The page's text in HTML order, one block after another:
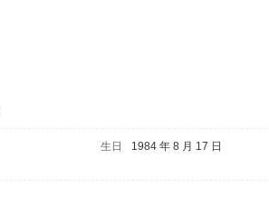
生日 1984 年 8 月 17 日